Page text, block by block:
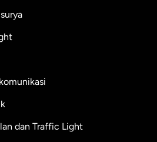
dan Traffic Light